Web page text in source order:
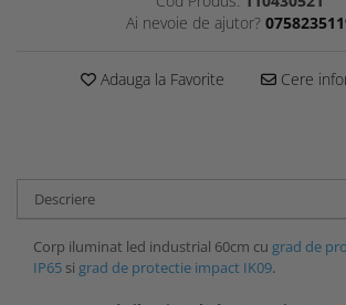
Ai nevoie de ajutor?
Adauga la Favorite Cere
Descriere
Corp iluminat led industrial 60cm cu grad de
IP65 si grad de protectie impact IK09.